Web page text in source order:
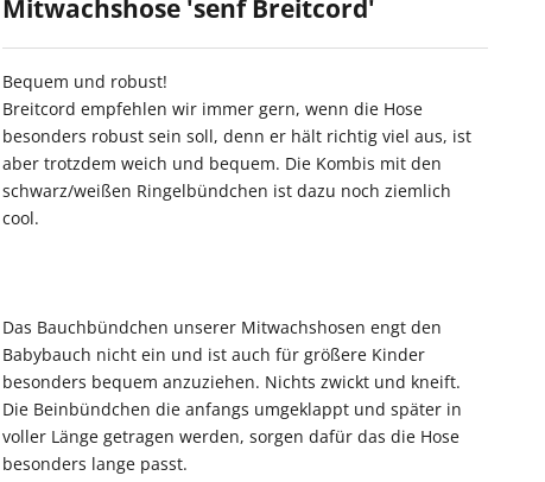
Mitwachshose 'senf Breitcord'
Bequem und robust!
Breitcord empfehlen wir immer gern, wenn die Hose
besonders robust sein soll, denn er hält richtig viel aus, ist
aber trotzdem weich und bequem. Die Kombis mit den
schwarz/weißen Ringelbündchen ist dazu noch ziemlich
cool.
Das Bauchbündchen unserer Mitwachshosen engt den
Babybauch nicht ein und ist auch für größere Kinder
besonders bequem anzuziehen. Nichts zwickt und kneift.
Die Beinbündchen die anfangs umgeklappt und später in
voller Länge getragen werden, sorgen dafür das die Hose
besonders lange passt.